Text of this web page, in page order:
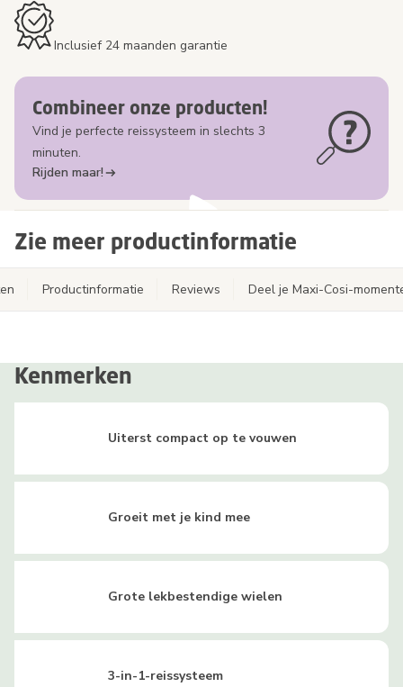
Inclusief 24 maanden garantie
Combineer onze producten!
Vind je perfecte reissysteem in slechts 3
minuten.
Rijden maar!
Zie meer productinformatie
Productinformatie Reviews Deel je Maxi-Cosi-
Kenmerken
Uiterst compact op te vouwen
Groeit met je kind mee
Grote lekbestendige wielen
3-in-1-reissysteem